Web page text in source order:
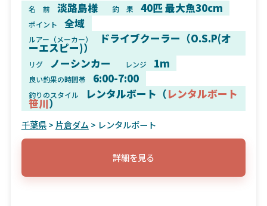
名 前 淡路島様 釣 果 40匹 最大魚30cm
ポイント 全域
ルアー（メーカー） ドライブクーラー（O.S.P(オ
ーエスピー)）
リグ ノーシンカー レンジ 1m
良い釣果の時間帯 6:00-7:00
釣りのスタイル レンタルボート（レンタルボート
笹川）
千葉県> 片倉ダム > レンタルボート
詳細を見る